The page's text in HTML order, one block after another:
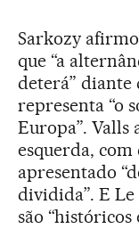
Sarkozy
que “a
deterá” diante
representa “o
Europa”. Valls
esquerda, com
apresentado
dividida”. E Le
são “históricos